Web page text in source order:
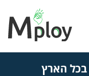
בכל הארץ